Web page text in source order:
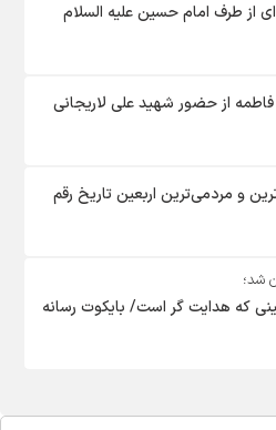
از طرف امام حسین علیه السلام
از حضور شهید علی لاریجانی
و مردمی‌ترین اربعین تاریخ رقم
که هدایت گر است/ بایکوت رسانه